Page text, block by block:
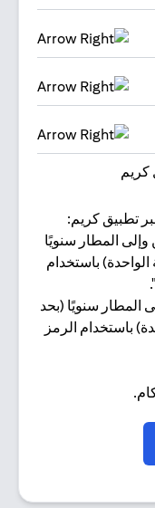
تطبيق كريم:
4 رحلات من وإلى المطار سنويًا
الواحدة) باستخدام
المطار سنويًا (بحد
باستخدام الرمز